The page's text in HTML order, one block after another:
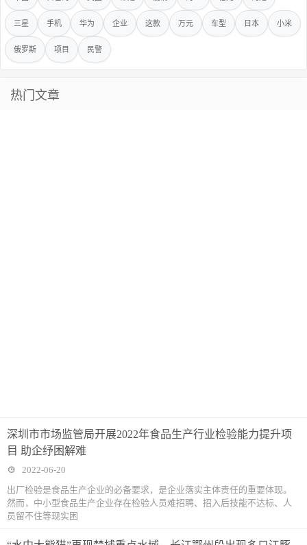
三星 手机 华为 企业 这款 万元 车型 日本 小米
俄罗斯 项目 民警
热门文章
深圳市市场监管局开展2022年食品生产行业检验能力提升项
目 助企纾困解难
2022-06-20
出厂检验是食品生产企业的必备要求，是企业落实主体责任的重要体现。
然而，中小型食品生产企业存在检验人员难招聘、招入后技能不达标、人
员留不住等现实困